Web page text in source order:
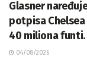
Glasner
potpisa
40 miliona funti.
04/08/2026